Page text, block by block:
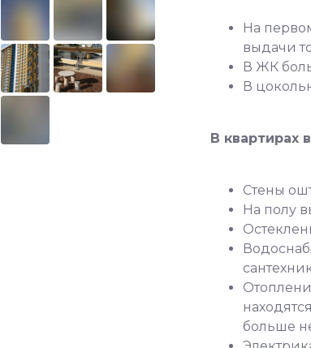
На
выдачи
В ЖК
В
В квартирах
Стены
На полу
больше